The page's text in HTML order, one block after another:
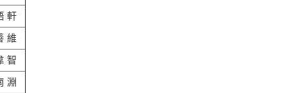
軒
維
智
淵